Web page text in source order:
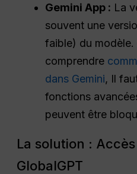
Gemini App : La
souvent une
faible) du
comprendre
dans Gemini, Il
fonctions
peuvent être
La solution :
GlobalGPT